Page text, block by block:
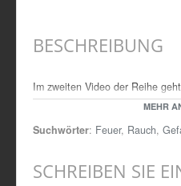
BESCHREIBUNG
Im zweiten Video der Reihe
Gefahren, die von Feuer und
Gebiet hat.
MEHR
Suchwörter: Feuer, Rauch,
SCHREIBEN SIE